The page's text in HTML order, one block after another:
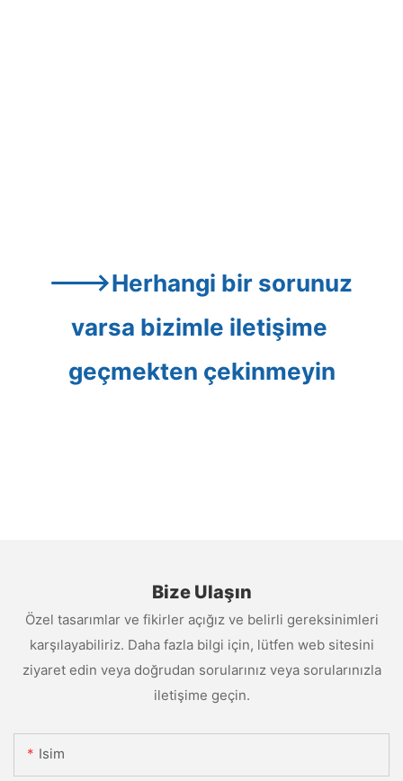
--->Herhangi bir sorunuz
varsa bizimle iletişime
geçmekten çekinmeyin
Bize Ulaşın
Özel tasarımlar ve fikirler açığız ve belirli gereksinimleri
karşılayabiliriz. Daha fazla bilgi için, lütfen web sitesini
ziyaret edin veya doğrudan sorularınız veya sorularınızla
iletişime geçin.
Isim